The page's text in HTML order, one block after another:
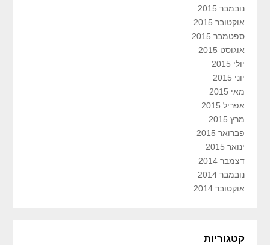
נובמבר 2015
אוקטובר 2015
ספטמבר 2015
אוגוסט 2015
יולי 2015
יוני 2015
מאי 2015
אפריל 2015
מרץ 2015
פברואר 2015
ינואר 2015
דצמבר 2014
נובמבר 2014
אוקטובר 2014
קטגוריות